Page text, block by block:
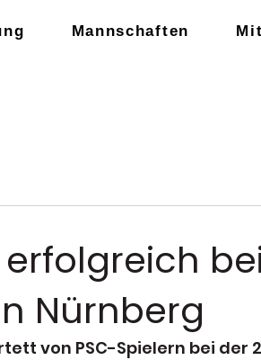
Mannschaften
erfolgreich
Nürnberg
von PSC-Spielern bei der